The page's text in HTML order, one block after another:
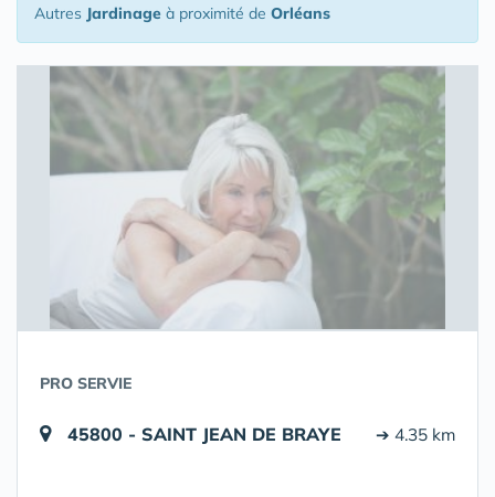
Autres Jardinage à proximité de Orléans
PRO SERVIE
45800 - SAINT JEAN DE BRAYE ➔ 4.35 km